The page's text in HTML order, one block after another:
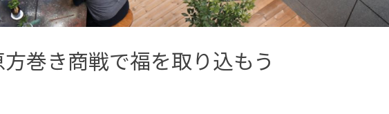
巻き商戦で福を取り込もう